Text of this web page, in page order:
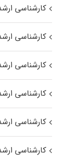
کارشناسی
کارشناسی
کارشناسی
کارشناسی
کارشناسی
کارشناسی